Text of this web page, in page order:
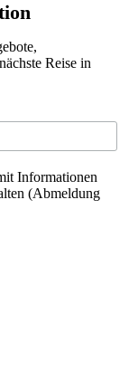
Reise in
Informationen
(Abmeldung